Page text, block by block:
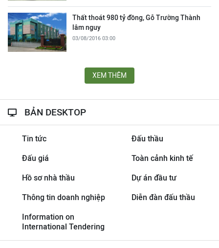
Thất thoát 980 tỷ đồng, Gỗ Trường Thành
lâm nguy
03/08/2016 03:00
XEM THÊM
BẢN DESKTOP
Tin tức Đấu thầu
Đấu giá Toàn cảnh kinh tế
Hồ sơ nhà thầu Dự án đầu tư
Thông tin doanh nghiệp Diễn đàn đấu thầu
Information on
International Tendering